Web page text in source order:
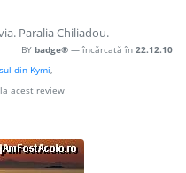
Paralia Chiliadou.
BY badge® — încărcată în 22.12.10
din Kymi,
acest review